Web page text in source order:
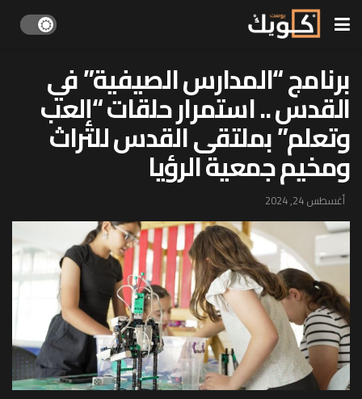
برنامج “المدارس الصيفية” في
القدس .. استمرار حلقات “إلعب
وتعلم” بملتقى القدس للتراث
ومخيم جمعية الرؤيا
أغسطس 24, 2024